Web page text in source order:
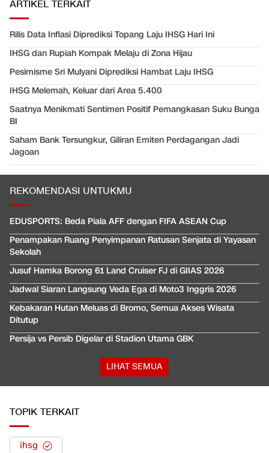
ARTIKEL TERKAIT
Rilis Data Inflasi Diprediksi Topang Laju IHSG Hari Ini
IHSG dan Rupiah Kompak Melaju di Zona Hijau
Pesimisme Sri Mulyani Diprediksi Hambat Laju IHSG
IHSG Melemah, Keluar dari Area 5.400
Saatnya Menikmati Sentimen Positif Pemangkasan Suku Bunga
BI
Saham Bank Tersungkur, Giliran Emiten Perdagangan Jadi
Jagoan
REKOMENDASI UNTUKMU
EDUSPORTS: Beda Piala AFF dengan FIFA ASEAN Cup
Penampakan Ruang Penyimpanan Ratusan Senjata di Yayasan
Sekolah
Jusuf Hamka Borong 61 Land Cruiser FJ di GIIAS 2026
Jadwal Siaran Langsung Veda Ega di Moto3 Inggris 2026
Kebakaran Hutan Meluas di Bromo, Semua Akses Wisata
Ditutup
Persija vs Persib Digelar di Stadion Utama GBK
LIHAT SEMUA
TOPIK TERKAIT
ihsg